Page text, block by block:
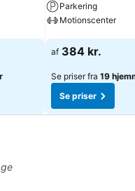
Parkering
Motionscenter
Se priser
af 384 kr.
Se priser fra 19
Se priser